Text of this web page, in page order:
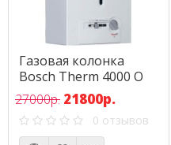
Газовая колонка
Bosch Therm 4000 O
WR 10-2P
27000р. 21800р.
0 отзывов